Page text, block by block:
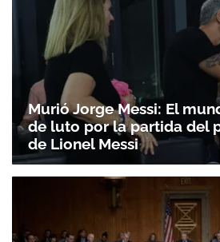
Murió Jorge Messi: El
de luto por la partida del
de Lionel Messi